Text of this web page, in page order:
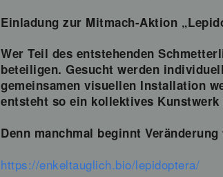
Einladung zur Mitmach-Aktion
Wer Teil des entstehenden
beteiligen. Gesucht werden
gemeinsamen visuellen Installation
entsteht so ein kollektives
Denn manchmal beginnt
https://enkeltauglich.bio/lepidoptera/